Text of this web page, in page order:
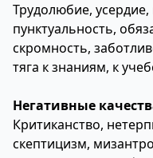
Трудолюбие,
пунктуальность,
скромность,
тяга к знаниям, к
Негативные
Критиканство,
скептицизм,